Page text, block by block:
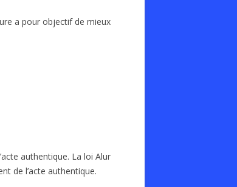
a pour objectif de mieux
authentique. La loi Alur
de l’acte authentique.